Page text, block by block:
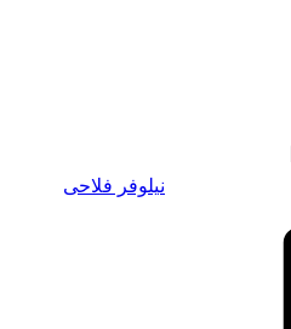
نیلوفر فلاحی